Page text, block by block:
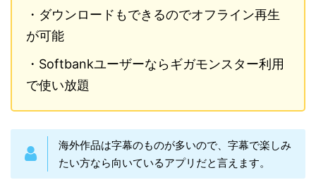
・ダウンロードもできるのでオフライン再生
が可能
・Softbankユーザーならギガモンスター利用
で使い放題
海外作品は字幕のものが多いので、字幕で楽しみ
たい方なら向いているアプリだと言えます。